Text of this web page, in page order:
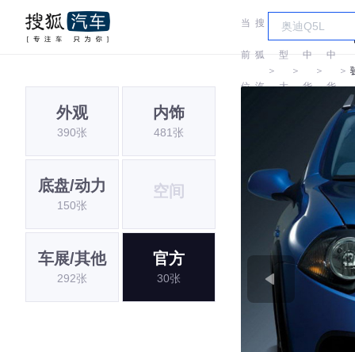
当
前
位
搜
狐
汽
＞
车
型
大
＞
中
华
＞
中
华
＞
外观
390张
内饰
481张
底盘/动力
150张
空间
车展/其他
292张
官方
30张